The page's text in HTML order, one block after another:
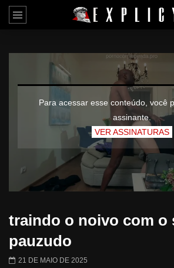
Para acessar esse conteúdo, você
assinante.
VER ASSINATURAS
traindo o noivo com o
pauzudo
21 DE MAIO DE 2025